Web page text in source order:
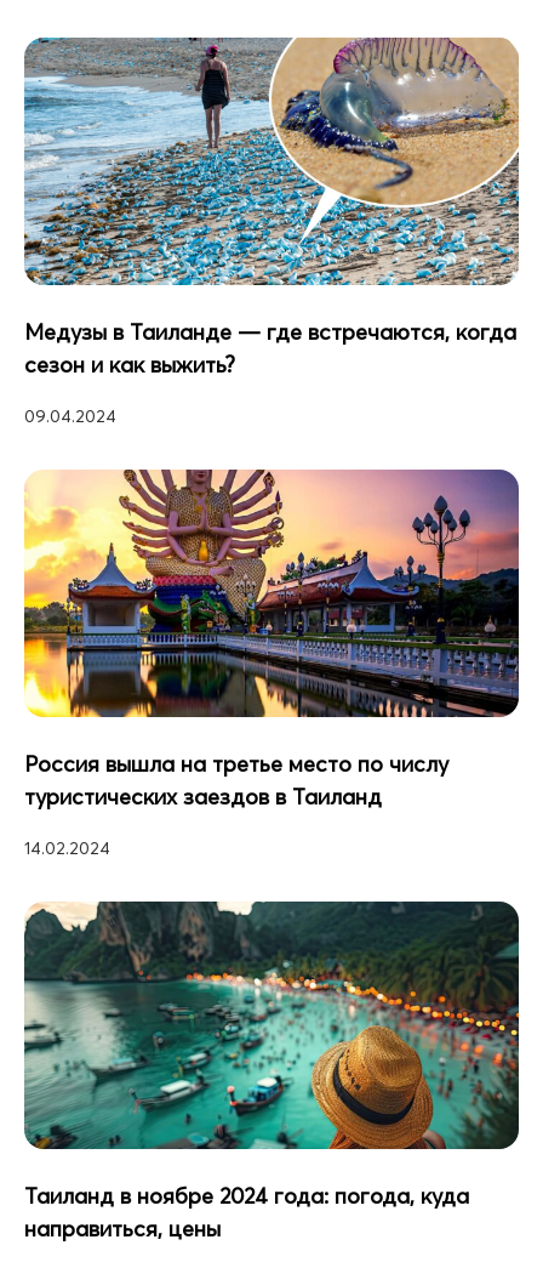
Медузы в Таиланде — где встречаются, когда
сезон и как выжить?
09.04.2024
Россия вышла на третье место по числу
туристических заездов в Таиланд
14.02.2024
Таиланд в ноябре 2024 года: погода, куда
направиться, цены